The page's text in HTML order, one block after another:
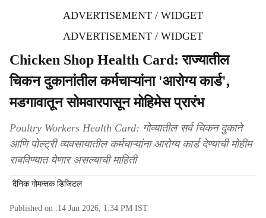
ADVERTISEMENT / WIDGET
ADVERTISEMENT / WIDGET
Chicken Shop Health Card: राज्यातील
चिकन दुकानांतील कर्मचाऱ्यांना 'आरोग्य कार्ड',
मडगावातून सोमवारपासून मोहिमेस प्रारंभ
Poultry Workers Health Card: गोव्यातील सर्व चिकन दुकाने
आणि पोल्ट्री व्यवसायातील कर्मचाऱ्यांना आरोग्य कार्ड देण्याची मोहीम
राबविण्यात येणार असल्याची माहिती
दैनिक गोमन्तक डिजिटल
Published on :14 Jun 2026, 1:34 PM IST